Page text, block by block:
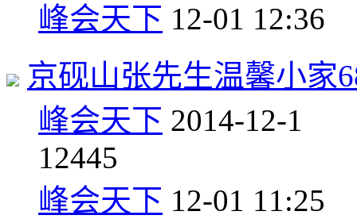
峰会天下 12-01 12:36
京砚山张先生温馨小家
峰会天下 2014-12-1
12445
峰会天下 12-01 11:25